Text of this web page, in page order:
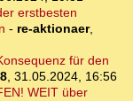
erstbesten
- re-aktionaer,
für den
, 31.05.2024, 16:56
WEIT über